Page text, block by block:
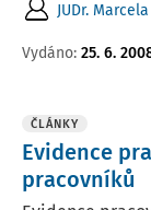
JUDr.
Vydáno: 25. 6.
ČLÁNKY
Evidence
pracovníků